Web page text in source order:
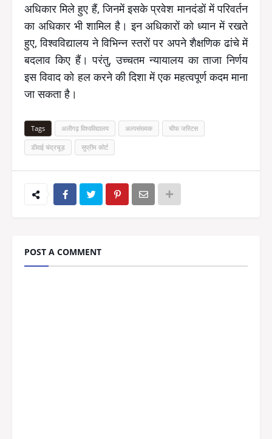
अधिकार मिले हुए हैं, जिनमें इसके प्रवेश मानदंडों में परिवर्तन
का अधिकार भी शामिल है। इन अधिकारों को ध्यान में रखते
हुए, विश्वविद्यालय ने विभिन्न स्तरों पर अपने शैक्षणिक ढांचे में
बदलाव किए हैं। परंतु, उच्चतम न्यायालय का ताजा निर्णय
इस विवाद को हल करने की दिशा में एक महत्वपूर्ण कदम माना
जा सकता है।
Tags अलीगढ़ विश्वविद्यालय अल्पसंख्यक चीफ जस्टिस
डीवाई चंद्रचूड़ सुप्रीम कोर्ट
POST A COMMENT